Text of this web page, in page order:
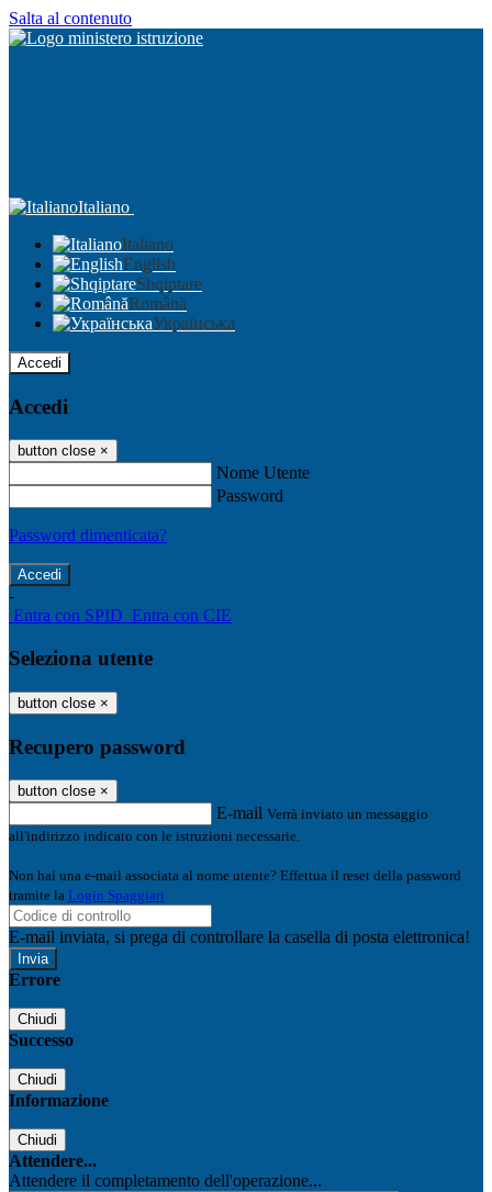
Salta al contenuto
Italiano
Italiano
English
Shqiptare
Română
Українська
Accedi
Accedi
button close ×
Nome Utente
Password
Password dimenticata?
-
Entra con SPID Entra con CIE
Seleziona utente
button close ×
Recupero password
button close ×
E-mail Verrà inviato un messaggio
all'indirizzo indicato con le istruzioni necessarie.
Non hai una e-mail associata al nome utente? Effettua il reset della password
tramite la Login Spaggiari
E-mail inviata, si prega di controllare la casella di posta elettronica!
Errore
Chiudi
Successo
Chiudi
Informazione
Chiudi
Attendere...
Attendere il completamento dell'operazione...